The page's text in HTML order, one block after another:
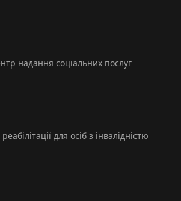
надання соціальних послуг
для осіб з інвалідністю